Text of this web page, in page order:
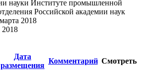
науки Институте промышленной
Российской академии наук
2018
Дата
размещения
Комментарий Смотреть